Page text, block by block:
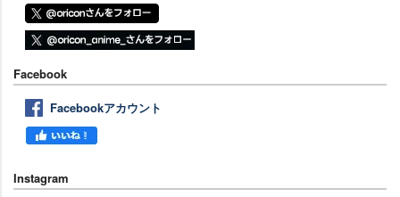
Facebook
Facebookアカウント
Instagram